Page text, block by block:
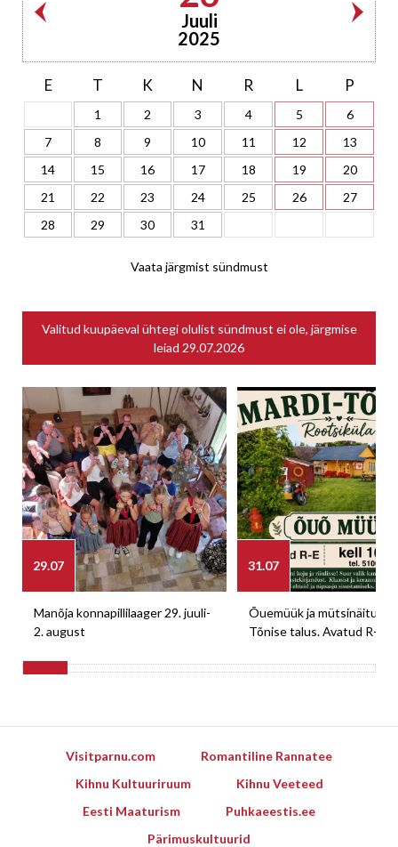
Juuli
2025
E T K N R L P
1 2 3 4 5
6
7
8 9 10 11 12
13
14
15 16 17 18 19
20
21
22 23 24 25 26
27
28
29 30 31
Vaata järgmist sündmust
Valitud kuupäeval ühtegi olulist sündmust ei ole, järgmise
leiad 29.07.2026
29.07
Manõja konnapillilaager 29. juuli-
2. august
31.07
Õuemüük ja mütsinäitus
Tõnise talus. Avatud R-E
Visitparnu.com
Romantiline Rannatee
Kihnu Kultuuriruum
Kihnu Veeteed
Eesti Maaturism
Puhkaeestis.ee
Pärimuskultuurid